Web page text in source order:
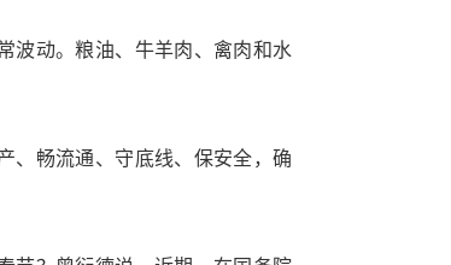
波动。粮油、牛羊肉、禽肉和水
、畅流通、守底线、保安全，确